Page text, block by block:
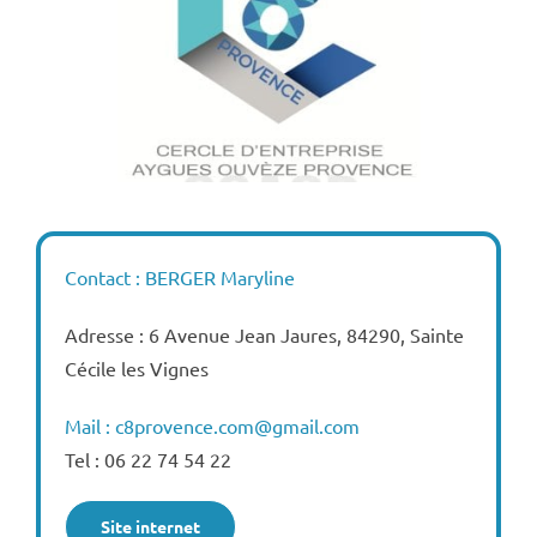
Contact : BERGER Maryline
Adresse : 6 Avenue Jean Jaures, 84290, Sainte
Cécile les Vignes
Mail : c8provence.com@gmail.com
Tel : 06 22 74 54 22
Site internet